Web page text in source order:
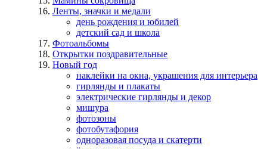
Ленты, значки и медали
день рождения и юбилей
детский сад и школа
Фотоальбомы
Открытки поздравительные
Новый год
наклейки на окна, украшения для интерьера
гирлянды и плакаты
электрические гирлянды и декор
мишура
фотозоны
фотобутафория
одноразовая посуда и скатерти